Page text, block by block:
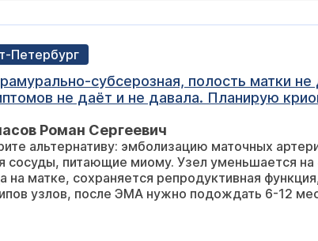
Петербург
субсерозная, полость матки
не даёт и не давала. Планирую
сразу идти в эко? Врачи толкают к
что, может, придется вскрывать полость
страшно пугает и дестабилизирует, я не
На операцию готова после первой
с вероятностью вскрытия полости и
гормоны и тд). Планирую родить больше
Роман Сергеевич
альтернативу: эмболизацию маточных
сосуды, питающие миому. Узел уменьшается
на матке, сохраняется репродуктивная
узлов, после ЭМА нужно подождать 6-12